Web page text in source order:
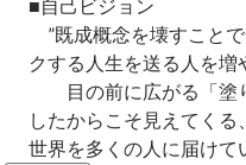
■自己ビジョン
”既成概念を壊すこと
クする人生を送る人を増
目の前に広がる「塗
したからこそ見えてく
世界を多くの人に届けて